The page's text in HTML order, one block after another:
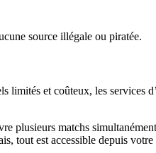
source illégale ou piratée.
limités et coûteux, les services d’
matchs
tout est accessible depuis votre